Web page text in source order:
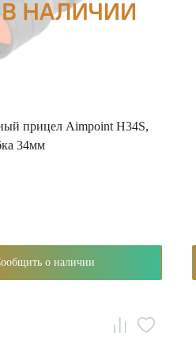
прицел Aimpoint H34S,
34мм
Сообщить о наличии